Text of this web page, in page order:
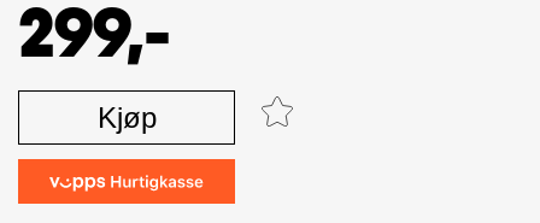
299,-
Kjøp